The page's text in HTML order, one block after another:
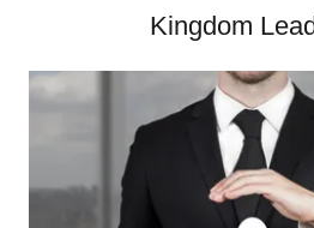
Kingdom